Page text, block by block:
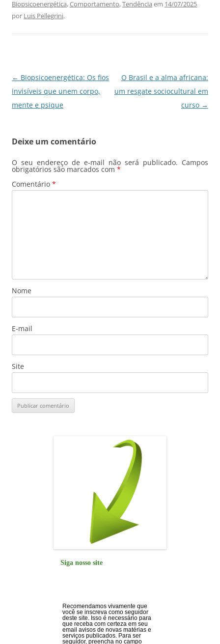
o p
Biopsicoenergética,Comportamento,Tendência em 14/07/2025
por Luis Pellegrini.
Navegação
de
posts
← Biopsicoenergética: Os fios
invisíveis que unem corpo,
mente e psique
O Brasil e a alma africana:
um resgate sociocultural em
curso →
Deixe um comentário
O seu endereço de e-mail não será publicado. Campos
obrigatórios são marcados com *
Comentário *
Nome
E-mail
Site
Siga nosso site
Recomendamos vivamente que
você se inscreva como seguidor
deste site. Isso é necessário para
que receba com certeza em seu
email avisos de novas matérias e
serviços publicados. Para ser
seguidor, preencha no campo